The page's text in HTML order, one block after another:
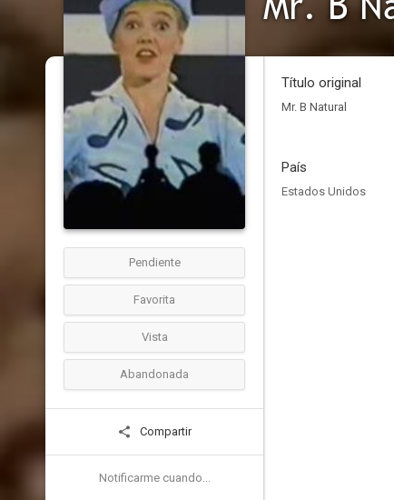
Pendiente
Favorita
Vista
Abandonada
Compartir
Notificarme cuando...
Título original
Mr. B Natural
País
Estados Unidos